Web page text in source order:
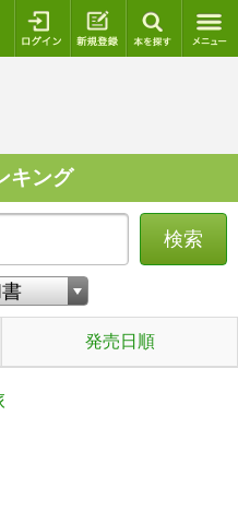
ログイン 新規登録
キング
検索
発売日順